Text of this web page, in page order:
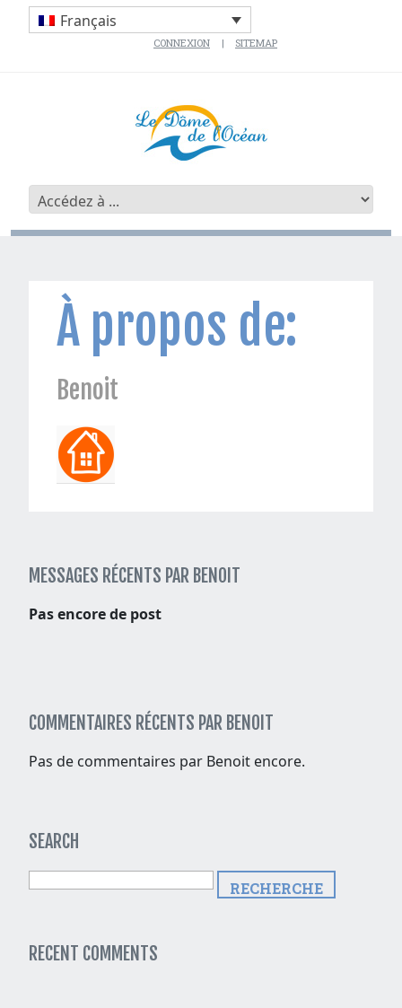
Français
CONNEXION SITEMAP
À propos de:
Benoit
MESSAGES RÉCENTS PAR BENOIT
Pas encore de post
COMMENTAIRES RÉCENTS PAR BENOIT
Pas de commentaires par Benoit encore.
SEARCH
RECENT COMMENTS